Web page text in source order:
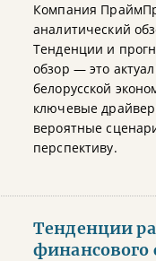
Компания
аналитический
Тенденции и
обзор — это
белорусской
ключевые
вероятные
перспективу.
Тенденции
финансового